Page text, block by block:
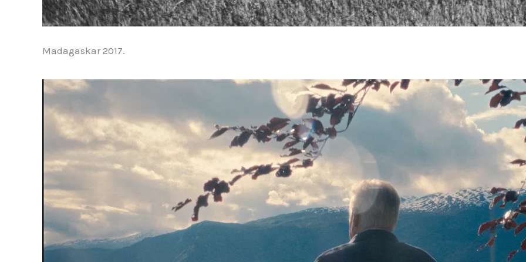
Madagaskar 2017.